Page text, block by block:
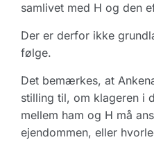
samlivet med H og den
Der er derfor ikke
følge.
Det bemærkes, at
stilling til, om klageren i
mellem ham og H må
ejendommen, eller